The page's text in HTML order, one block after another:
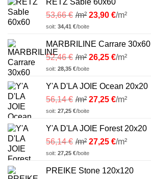
RETZ Sable 60x60
53,66€ /m² 23,90 €/m²
soit: 34,41 €/boite
MARBRILINE Carrare 30x60
52,46€ /m² 26,25 €/m²
soit: 28,35 €/boite
Y'A D'LA JOIE Ocean 20x20
56,14€ /m² 27,25 €/m²
soit: 27,25 €/boite
Y'A D'LA JOIE Forest 20x20
56,14€ /m² 27,25 €/m²
soit: 27,25 €/boite
PREIKE Stone 120x120